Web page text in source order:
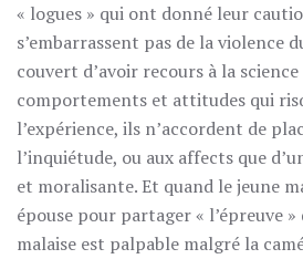
« logues » qui ont donné leur
s’embarrassent pas de la violence
couvert d’avoir recours à la
comportements et attitudes qui
l’expérience, ils n’accordent de
l’inquiétude, ou aux affects que
et moralisante. Et quand le jeune
épouse pour partager « l’épreuve
malaise est palpable malgré la